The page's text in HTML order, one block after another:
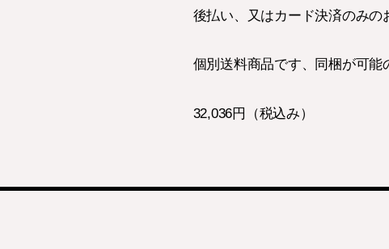
後払い、又はカード決済のみの
個別送料商品です、同梱が可能
32,036円（税込み）